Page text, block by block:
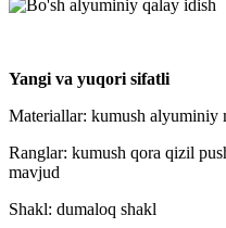
Yangi va yuqori sifatli
Materiallar: kumush alyuminiy
Ranglar: kumush qora qizil
mavjud
Shakl: dumaloq shakl